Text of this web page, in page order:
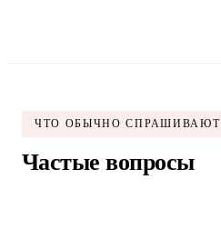
ЧТО ОБЫЧНО СПРАШИВАЮТ
Частые вопросы